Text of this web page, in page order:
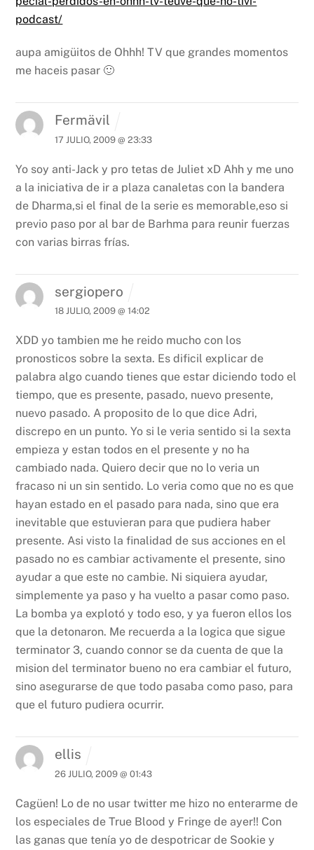
podcast/
aupa amigüitos de Ohhh! TV que grandes momentos
me haceis pasar 🙂
Fermävil
17 JULIO, 2009 @ 23:33
Yo soy anti-Jack y pro tetas de Juliet xD Ahh y me uno
a la iniciativa de ir a plaza canaletas con la bandera
de Dharma,si el final de la serie es memorable,eso si
previo paso por al bar de Barhma para reunir fuerzas
con varias birras frías.
sergiopero
18 JULIO, 2009 @ 14:02
XDD yo tambien me he reido mucho con los
pronosticos sobre la sexta. Es dificil explicar de
palabra algo cuando tienes que estar diciendo todo el
tiempo, que es presente, pasado, nuevo presente,
nuevo pasado. A proposito de lo que dice Adri,
discrepo en un punto. Yo si le veria sentido si la sexta
empieza y estan todos en el presente y no ha
cambiado nada. Quiero decir que no lo veria un
fracaso ni un sin sentido. Lo veria como que no es que
hayan estado en el pasado para nada, sino que era
inevitable que estuvieran para que pudiera haber
presente. Asi visto la finalidad de sus acciones en el
pasado no es cambiar activamente el presente, sino
ayudar a que este no cambie. Ni siquiera ayudar,
simplemente ya paso y ha vuelto a pasar como paso.
La bomba ya explotó y todo eso, y ya fueron ellos los
que la detonaron. Me recuerda a la logica que sigue
terminator 3, cuando connor se da cuenta de que la
mision del terminator bueno no era cambiar el futuro,
sino asegurarse de que todo pasaba como paso, para
que el futuro pudiera ocurrir.
ellis
26 JULIO, 2009 @ 01:43
Cagüen! Lo de no usar twitter me hizo no enterarme de
los especiales de True Blood y Fringe de ayer!! Con
las ganas que tenía yo de despotricar de Sookie y